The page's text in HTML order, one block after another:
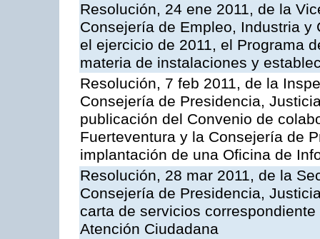
Resolución, 24 ene 2011, de la
Consejería de Empleo, Industria
el ejercicio de 2011, el Programa
materia de instalaciones y
Resolución, 7 feb 2011, de la
Consejería de Presidencia,
publicación del Convenio de
Fuerteventura y la Consejería de
implantación de una Oficina de
Resolución, 28 mar 2011, de la
Consejería de Presidencia,
carta de servicios
Atención Ciudadana